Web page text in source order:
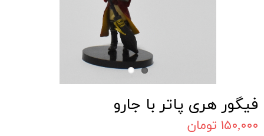
فیگور هری پاتر با جارو
۱۵۰,۰۰۰ تومان